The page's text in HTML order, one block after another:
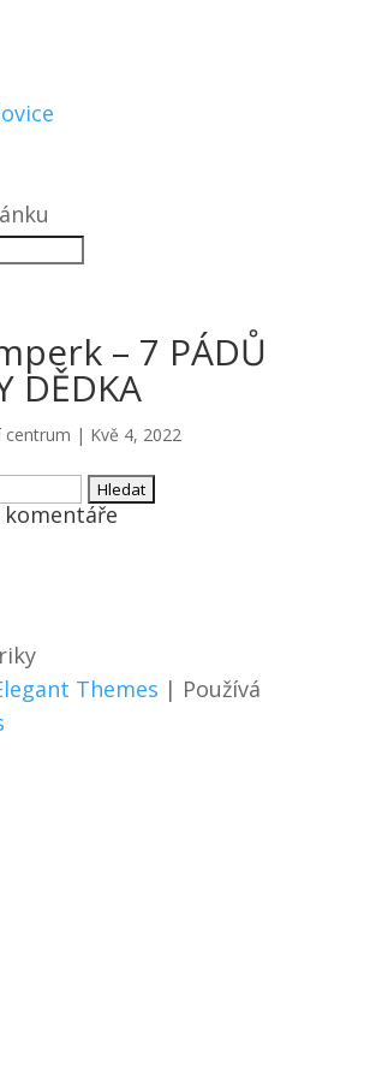
– 7 PÁDŮ
DĚDKA
centrum | Kvě 4, 2022
komentáře
Themes | Používá